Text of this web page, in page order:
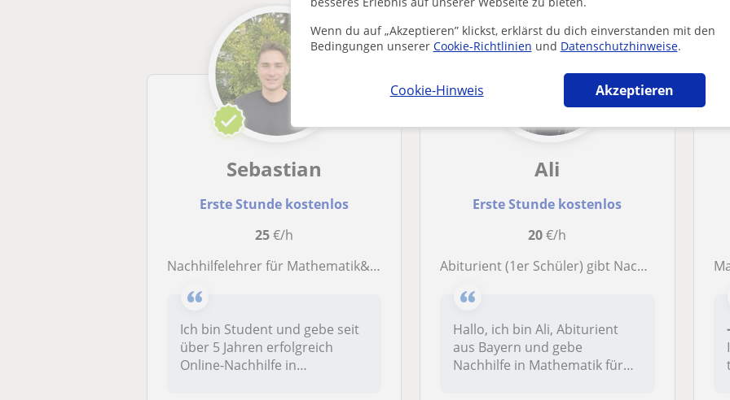
Wenn du auf „Akzeptieren” klickst, erklärst du dich einverstanden mit den
Bedingungen unserer Cookie-Richtlinien und Datenschutzhinweise.
Cookie-Hinweis Akzeptieren
Sebastian
Erste Stunde kostenlos
25€/h
Nachhilfelehrer für Mathematik&Wirtschaft
Ich bin Student und gebe seit
über 5 Jahren erfolgreich
Online-Nachhilfe in
Ali
Erste Stunde kostenlos
20€/h
Abiturient (1er Schüler) gibt Nachhilfe in Mathe
Hallo, ich bin Ali, Abiturient
aus Bayern und gebe
Nachhilfe in Mathematik für